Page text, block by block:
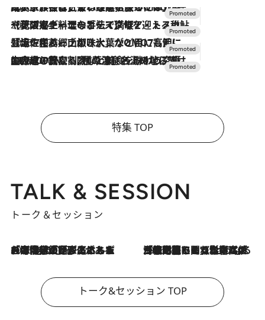
2026.7.31
【ホテル帰省】という選択肢をOMOが提案。家族とほどよい距離を保つには「昼は実家、夜は気兼ねなくホテルで！」
2026.7.24
【夏限定ディナーコース】旬を迎える稚鮎や花ズッキーニなどをイタリア・トスカーナの郷土料理の手法で満喫！
2026.7.17
「土佐和ハーブかき氷」がOMO7高知に登場！生姜、山椒、大葉など目にも舌にも涼を呼ぶ郷土の味
2026.7.10
NEW OPEN！【界 草津】名湯の地に誕生。趣の異なる2種の温泉と上州ならではの会席・蕎麦割烹など美食を味わう究極の癒やし旅
特集 TOP
TALK & SESSION
トーク＆セッション
2026.8.3
「今後値上げがあるとすれば…」「リスクがあるのは今年の冬」エネルギー専門家が語る、ホルムズ海峡封鎖が家庭にもたらす“ある心配” 2026.8.3
「住宅建てられない…」「サーチャージ料の高値が続いている」ホルムズ海峡封鎖による影響はいつまで続く？《エネルギー専門家に聞く“どうなる日本の暮らし”》
トーク&セッション TOP